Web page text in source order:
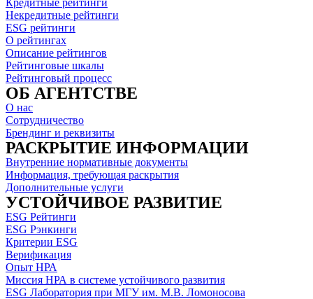
Кредитные рейтинги
Некредитные рейтинги
ESG рейтинги
О рейтингах
Описание рейтингов
Рейтинговые шкалы
Рейтинговый процесс
ОБ АГЕНТСТВЕ
О нас
Сотрудничество
Брендинг и реквизиты
РАСКРЫТИЕ ИНФОРМАЦИИ
Внутренние нормативные документы
Информация, требующая раскрытия
Дополнительные услуги
УСТОЙЧИВОЕ РАЗВИТИЕ
ESG Рейтинги
ESG Рэнкинги
Критерии ESG
Верификация
Опыт НРА
Миссия НРА в системе устойчивого развития
ESG Лаборатория при МГУ им. М.В. Ломоносова